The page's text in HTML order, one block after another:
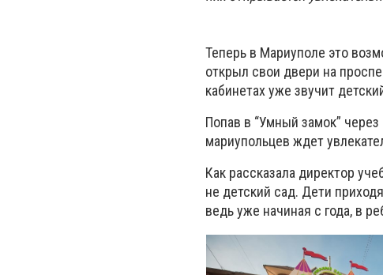
Теперь в Мариуполе это
открыл свои двери на
кабинетах уже звучит
Попав в “Умный замок”
мариупольцев ждет
Как рассказала директор
не детский сад. Дети
ведь уже начиная с года, в